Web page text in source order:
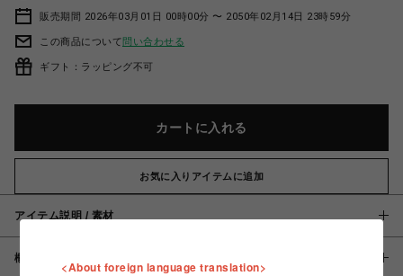
販売期間 2026年03月01日 00時00分 〜 2050年02月14日 23時59分
この商品について問い合わせる
ギフト：ラッピング不可
カートに入れる
お気に入りアイテムに追加
アイテム説明 / 素材
概要
<About foreign language translation>